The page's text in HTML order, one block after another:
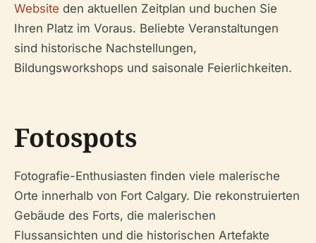
Website den aktuellen Zeitplan und buchen Sie
Ihren Platz im Voraus. Beliebte Veranstaltungen
sind historische Nachstellungen,
Bildungsworkshops und saisonale Feierlichkeiten.
Fotospots
Fotografie-Enthusiasten finden viele malerische
Orte innerhalb von Fort Calgary. Die rekonstruierten
Gebäude des Forts, die malerischen
Flussansichten und die historischen Artefakte